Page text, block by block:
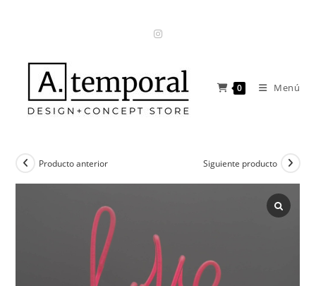
0 Menú
Producto anterior Siguiente producto